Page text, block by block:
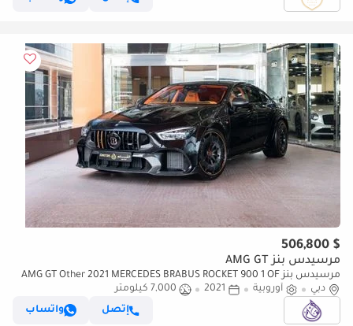
$ 506,800
مرسيدس بنز AMG GT
مرسيدس بنز AMG GT Other 2021 MERCEDES BRABUS ROCKET 900 1 OF
10 / LOW MILEAGE
دبي أوروبية 2021
7,000 كيلومتر
إتصل
واتساب